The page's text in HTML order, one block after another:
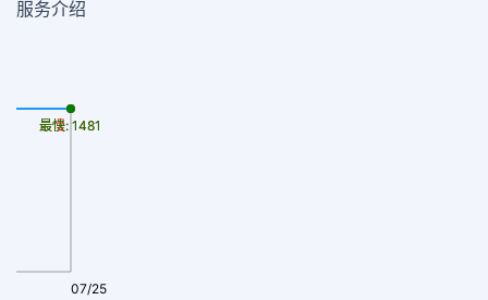
服务介绍
07/25
最慢: 1481
最快: 1481